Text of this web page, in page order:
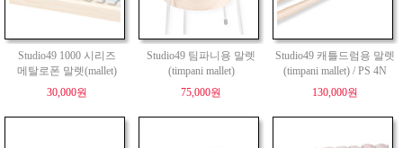
Studio49 1000 시리즈
메탈로폰 말렛(mallet)
30,000원
Studio49 팀파니용 말렛
(timpani mallet)
75,000원
Studio49 캐틀드럼용 말렛
(timpani mallet) / PS 4N
130,000원